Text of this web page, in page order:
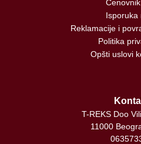
Isporuka
Reklamacije i
Politika
Opšti uslovi
T-REKS Doo
11000